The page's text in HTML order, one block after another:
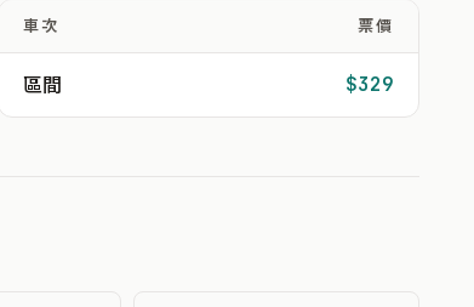
車次 票價
區間 $329